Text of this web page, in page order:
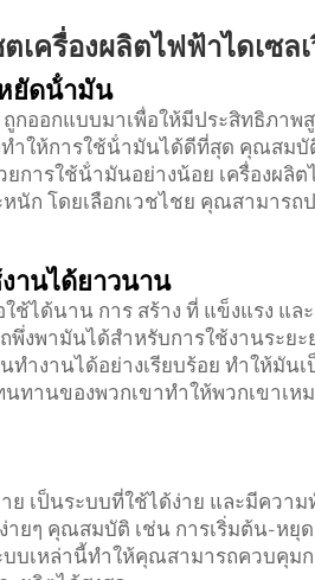
ครื่องผลิตไฟฟ้าไดเซล
ยัดน้ํามัน
ถูกออกแบบมาเพื่อให้มีประสิทธิภา
าให้การใช้น้ํามันได้ดีที่สุด คุณสม
การใช้น้ํามันอย่างน้อย เครื่องผลิต
นัก โดยเลือกเวชไชย คุณสามารถ
านได้ยาวนาน
ใช้ได้นาน การ สร้าง ที่ แข็งแรง
งพามันได้สําหรับการใช้งานระยะ
างานได้อย่างเรียบร้อย ทําให้มัน
ทานของพวกเขาทําให้พวกเขาเห
ย เป็นระบบที่ใช้ได้ง่าย และมีคว
ายๆ คุณสมบัติ เช่น การเริ่มต้น-ห
บบเหล่านี้ทําให้คุณสามารถควบคุม